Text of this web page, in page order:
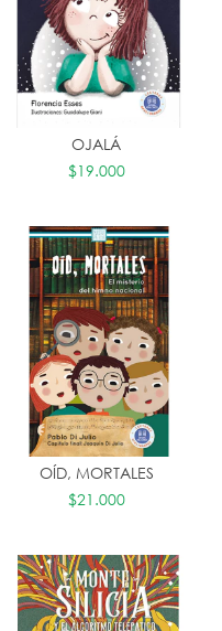
OJALÁ
$19.000
OÍD, MORTALES
$21.000